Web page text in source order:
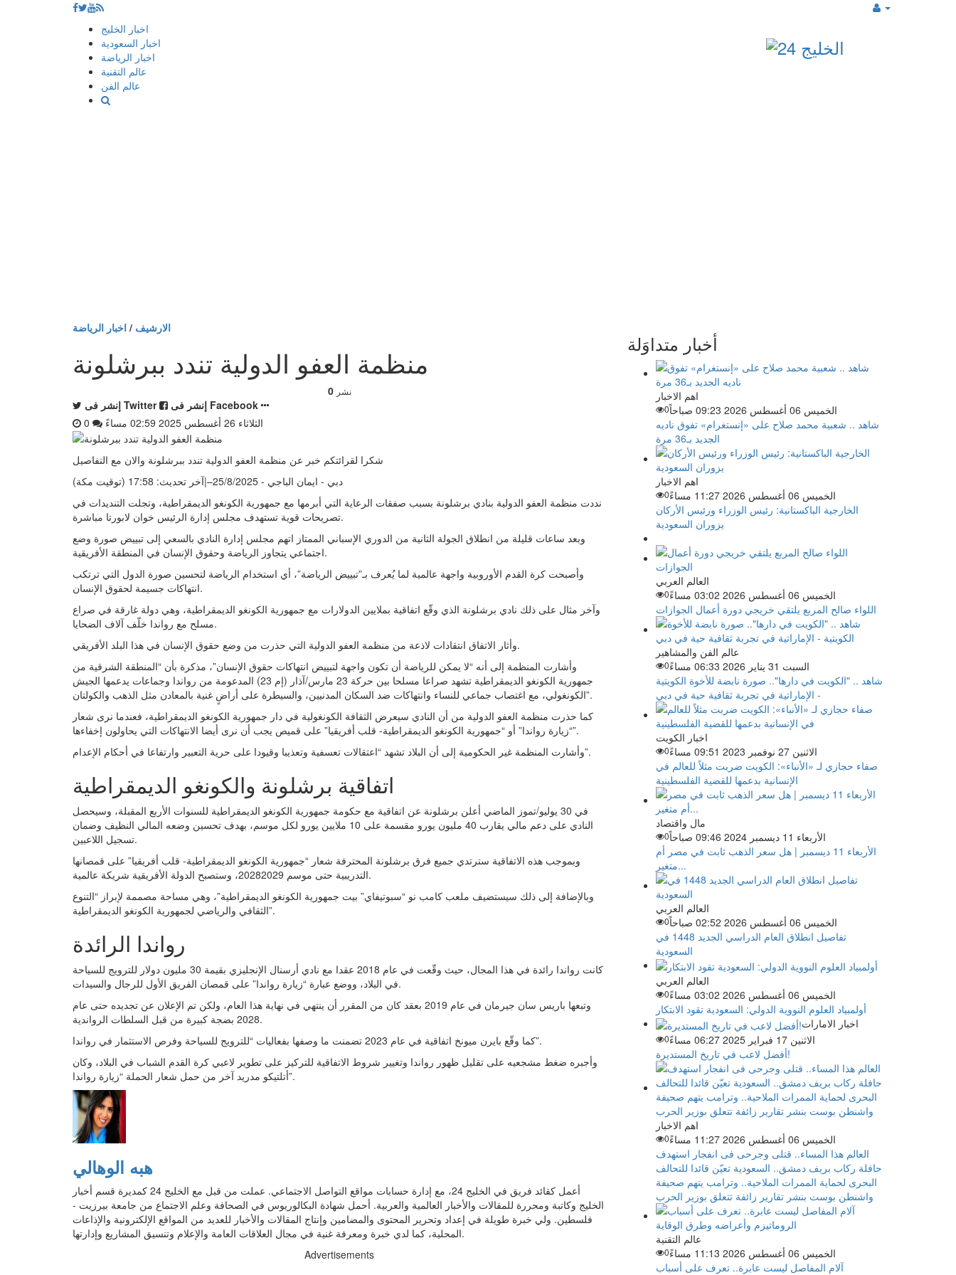
إذهب
المحتوى
اخبار الخليج
اخبار السعودية
اخبار الرياضة
عالم التقنية
عالم الفن
الارشيف / اخبار الرياضة
منظمة العفو الدولية تندد ببرشلونة
0 نشر
إنشر فى Twitter
إنشر فى Facebook
الثلاثاء 26 أغسطس 2025 02:59 مساءً
شكرا لقرائتكم خبر عن منظمة العفو الدولية تندد ببرشلونة والان مع التفاصيل
دبي - ايمان الباجي - 25/8/2025
–
|آخر تحديث: 17:58 (توقيت مكة)
نددت منظمة العفو الدولية بنادي برشلونة بسبب صفقات الرعاية التي أبرمها مع جمهورية الكونغو الديمقراطية، وتجلت التنديدات في
تصريحات قوية تستهدف مجلس إدارة الرئيس خوان لابورتا مباشرة.
وبعد ساعات قليلة من انطلاق الجولة الثانية من الدوري الإسباني الممتاز اتهم مجلس إدارة النادي بالسعي إلى تبييض صورة وضع
اجتماعي يتجاوز الرياضة وحقوق الإنسان في المنطقة الأفريقية.
وأصبحت كرة القدم الأوروبية واجهة عالمية لما يُعرف بـ”تبييض الرياضة”، أي استخدام الرياضة لتحسين صورة الدول التي ترتكب
انتهاكات جسيمة لحقوق الإنسان.
وآخر مثال على ذلك نادي برشلونة الذي وقّع اتفاقية بملايين الدولارات مع جمهورية الكونغو الديمقراطية، وهي دولة غارقة في صراع
مسلح مع رواندا خلّف آلاف الضحايا.
وأثار الاتفاق انتقادات لاذعة من منظمة العفو الدولية التي حذرت من وضع حقوق الإنسان في هذا البلد الأفريقي.
وأشارت المنظمة إلى أنه “لا يمكن للرياضة أن تكون واجهة لتبييض انتهاكات حقوق الإنسان”، مذكرة بأن “المنطقة الشرقية من
جمهورية الكونغو الديمقراطية تشهد صراعا مسلحا بين حركة 23 مارس/آذار (إم 23) المدعومة من رواندا وجماعات يدعمها الجيش
الكونغولي، مع اغتصاب جماعي للنساء وانتهاكات ضد السكان المدنيين، والسيطرة على أراضٍ غنية بالمعادن مثل الذهب والكولتان”.
كما حذرت منظمة العفو الدولية من أن النادي سيعرض الثقافة الكونغولية في دار جمهورية الكونغو الديمقراطية، فعندما نرى شعار
“زيارة رواندا” أو “جمهورية الكونغو الديمقراطية- قلب أفريقيا” على قميص يجب أن نرى أيضا الانتهاكات التي يحاولون إخفاءها”.
وأشارت المنظمة غير الحكومية إلى أن البلاد تشهد “اعتقالات تعسفية وتعذيبا وقيودا على حرية التعبير وارتفاعا في أحكام الإعدام”.
اتفاقية برشلونة والكونغو الديمقراطية
في 30 يوليو/تموز الماضي أعلن برشلونة عن اتفاقية مع حكومة جمهورية الكونغو الديمقراطية للسنوات الأربع المقبلة، وسيحصل
النادي على دعم مالي يقارب 40 مليون يورو مقسمة على 10 ملايين يورو لكل موسم، بهدف تحسين وضعه المالي النظيف وضمان
تسجيل اللاعبين.
وبموجب هذه الاتفاقية سترتدي جميع فرق برشلونة المحترفة شعار “جمهورية الكونغو الديمقراطية- قلب أفريقيا” على قمصانها
التدريبية حتى موسم 20282029، وستصبح الدولة الأفريقية شريكة عالمية.
وبالإضافة إلى ذلك سيستضيف ملعب كامب نو “سبوتيفاي” بيت جمهورية الكونغو الديمقراطية”، وهي مساحة مصممة لإبراز “التنوع
الثقافي والرياضي لجمهورية الكونغو الديمقراطية”.
رواندا الرائدة
كانت رواندا رائدة في هذا المجال، حيث وقّعت في عام 2018 عقدا مع نادي أرسنال الإنجليزي بقيمة 30 مليون دولار للترويج للسياحة
في البلاد، ووضع عبارة “زيارة رواندا” على قمصان الفريق الأول للرجال والسيدات.
وتبعها باريس سان جيرمان في عام 2019 بعقد كان من المقرر أن ينتهي في نهاية هذا العام، ولكن تم الإعلان عن تجديده حتى عام
2028 بضجة كبيرة من قبل السلطات الرواندية.
كما وقّع بايرن ميونخ اتفاقية في عام 2023 تضمنت ما وصفها بفعاليات “للترويج للسياحة وفرص الاستثمار في رواندا”.
وأجبره ضغط مشجعيه على تقليل ظهور رواندا وتغيير شروط الاتفاقية للتركيز على تطوير لاعبي كرة القدم الشباب في البلاد، وكان
أتلتيكو مدريد آخر من حمل شعار الحملة “زيارة رواندا”.
هبه الوهالي
أعمل كقائد فريق في الخليج 24، مع إدارة حسابات مواقع التواصل الاجتماعي. عملت من قبل مع الخليج 24 كمديرة قسم أخبار
الخليج وكاتبة ومحررة للمقالات والأخبار العالمية والعربية. أحمل شهادة البكالوريوس في الصحافة وعلم الاجتماع من جامعة بيرزيت -
فلسطين. ولي خبرة طويلة في إعداد وتحرير المحتوى والمضامين وإنتاج المقالات والأخبار للعديد من المواقع الإلكترونية والإذاعات
المحلية، كما لدي خبرة ومعرفة غنية في مجال العلاقات العامة والإعلام وتنسيق المشاريع وإدارتها.
Advertisements
أخبار متداوَلة
اهم الاخبار
الخميس 06 أغسطس 2026 09:23 صباحاً
0
شاهد .. شعبية محمد صلاح على «إنستغرام» تفوق ناديه
الجديد بـ36 مرة
اهم الاخبار
الخميس 06 أغسطس 2026 11:27 مساءً
0
الخارجية الباكستانية: رئيس الوزراء ورئيس الأركان
يزوران السعودية
العالم العربي
الخميس 06 أغسطس 2026 03:02 مساءً
0
اللواء صالح المربع يلتقي خريجي دورة أعمال الجوازات
عالم الفن والمشاهير
السبت 31 يناير 2026 06:33 مساءً
0
شاهد .. "الكويت في دارها".. صورة نابضة للأخوة الكويتية
- الإماراتية في تجربة ثقافية حية في دبي
اخبار الكويت
الاثنين 27 نوفمبر 2023 09:51 مساءً
0
صفاء حجازي لـ «الأنباء»: الكويت ضربت مثلاً للعالم في
الإنسانية بدعمها للقضية الفلسطينية
مال واقتصاد
الأربعاء 11 ديسمبر 2024 09:46 صباحاً
0
الأربعاء 11 ديسمبر | هل سعر الذهب ثابت في مصر أم
متغير...
العالم العربي
الخميس 06 أغسطس 2026 02:52 صباحاً
0
تفاصيل انطلاق العام الدراسي الجديد 1448 في
السعودية
العالم العربي
الخميس 06 أغسطس 2026 03:02 مساءً
0
أولمبياد العلوم النووية الدولي: السعودية تقود الابتكار
اخبار الامارات
الاثنين 17 فبراير 2025 06:27 مساءً
0
أفضل لاعب في تاريخ المستديرة!
اهم الاخبار
الخميس 06 أغسطس 2026 11:27 مساءً
0
العالم هذا المساء.. قتلى وجرحى فى انفجار استهدف
حافلة ركاب بريف دمشق.. السعودية تعيّن قائدا للتحالف
البحرى لحماية الممرات الملاحية.. وترامب يتهم صحيفة
واشنطن بوست بنشر تقارير زائفة تتعلق بوزير الحرب
عالم التقنية
الخميس 06 أغسطس 2026 11:13 مساءً
0
آلام المفاصل ليست عابرة.. تعرف على أسباب